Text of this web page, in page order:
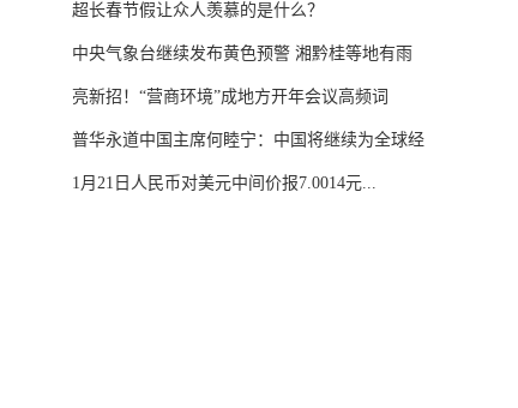
超长春节假让众人羡慕的是什么？
中央气象台继续发布黄色预警 湘黔桂等地有雨
雪...
亮新招！“营商环境”成地方开年会议高频词
普华永道中国主席何睦宁：中国将继续为全球经
济...
1月21日人民币对美元中间价报7.0014元...